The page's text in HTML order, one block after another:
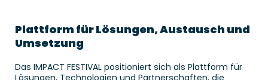
Plattform für Lösungen, Austausch und
Umsetzung
Das IMPACT FESTIVAL positioniert sich als Plattform für
Lösungen, Technologien und Partnerschaften, die